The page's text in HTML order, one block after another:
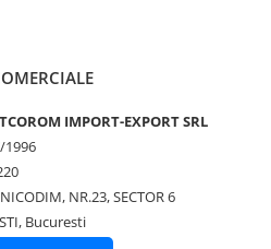
IMPORT-EXPORT SRL
1996
NR.23, SECTOR 6
Bucuresti